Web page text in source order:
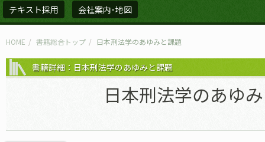
テキスト採用 会社案内･地図
HOME 書籍総合トップ 日本刑法学のあゆみと課題
書籍詳細：日本刑法学のあゆみと課題
日本刑法学のあゆ